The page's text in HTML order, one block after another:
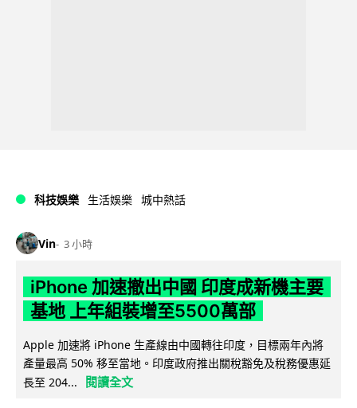
科技娛樂 生活娛樂 城中熱話
Vin 3 小時
iPhone 加速撤出中國 印度成新機主要
基地 上年組裝增至5500萬部
Apple 加速將 iPhone 生產線由中國轉往印度，目標兩年內將
產量最高 50% 移至當地。印度政府推出關稅豁免及稅務優惠延
長至 204...
閱讀全文